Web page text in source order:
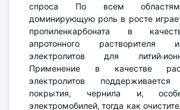
спроса По всем областям
доминирующую роль в росте
пропиленкарбоната в
апротонного растворителя
электролитов для литий-
Применение в качестве
электролитов
покрытия, чернила и,
электромобилей, тогда как